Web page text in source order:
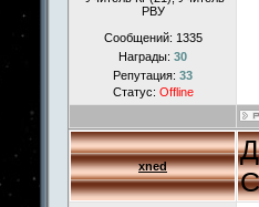
РВУ
Сообщений: 1335
Награды: 30
Репутация: 33
Статус: Offline
xned